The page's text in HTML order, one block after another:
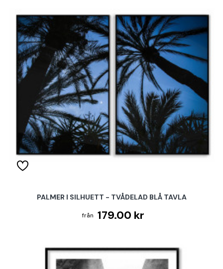
PALMER I SILHUETT - TVÅDELAD BLÅ TAVLA
179.00 kr